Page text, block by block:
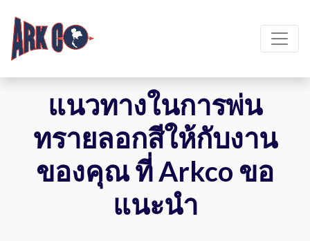
แนวทางในการพ่น
ทรายลอกสีให้กับงาน
ของคุณ ที่ Arkco ขอ
แนะนำ